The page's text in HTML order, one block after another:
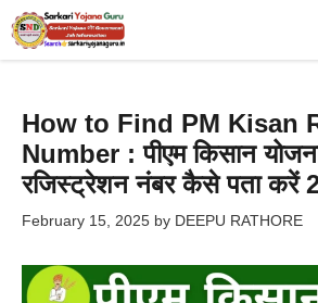
Skip
to
How to Find PM Kisan
Number : पीएम किसान
रजिस्ट्रेशन नंबर कैसे पता करें
February 15, 2025 by DEEPU RATHORE